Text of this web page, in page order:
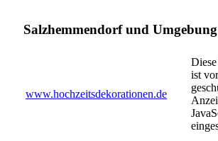
Salzhemmendorf und
www.hochzeitsdekorationen.de
ist